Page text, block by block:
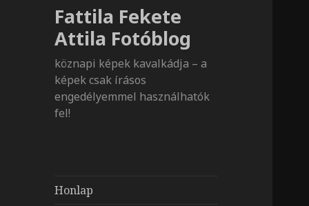
Fattila Fekete
Attila Fotóblog
köznapi képek kavalkádja – a
képek csak írásos
engedélyemmel használhatók
fel!
Honlap